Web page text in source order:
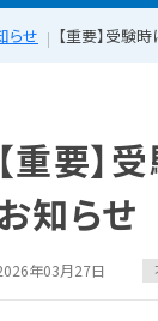
らせ 【重要】受験
【重要】
知らせ
年03月27日